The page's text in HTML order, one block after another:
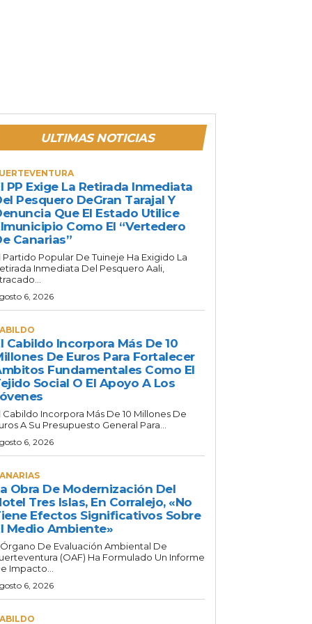
ULTIMAS NOTICIAS
PP Exige La Retirada Inmediata
Pesquero DeGran Tarajal Y
Que El Estado Utilice
Como El “vertedero
Canarias”
Partido Popular De Tuineje Ha Exigido La
Inmediata Del Pesquero Aali,
6, 2026
Cabildo Incorpora Más De 10
De Euros Para Fortalecer
Fundamentales Como El
Social O El Apoyo A Los
Cabildo Incorpora Más De 10 Millones De
A Su Presupuesto General Para...
6, 2026
Obra De Modernización Del
Tres Islas, En Corralejo, «no
Efectos Significativos Sobre
Medio Ambiente»
Órgano De Evaluación Ambiental De
(OAF) Ha Formulado Un Informe
Impacto...
6, 2026